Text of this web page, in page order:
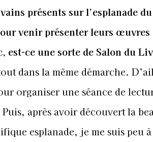
présents sur l’esplanade
venir présenter leurs œuvres
est-ce une sorte de Salon du
dans la même démarche.
organiser une séance de
après avoir découvert la
esplanade, je me suis peu